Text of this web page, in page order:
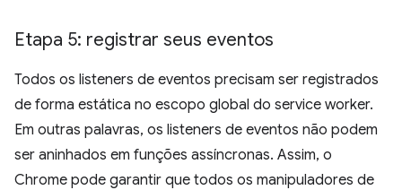
Etapa 5: registrar seus eventos
Todos os listeners de eventos precisam ser registrados
de forma estática no escopo global do service worker.
Em outras palavras, os listeners de eventos não podem
ser aninhados em funções assíncronas. Assim, o
Chrome pode garantir que todos os manipuladores de